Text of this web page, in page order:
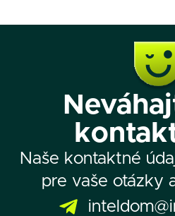
Naše kontaktné
pre vaše otázky